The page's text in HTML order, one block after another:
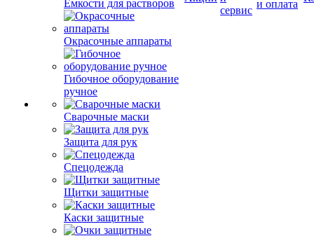
Емкости для растворов
Окрасочные аппараты
Гибочное оборудование
ручное
Сварочные маски
Защита для рук
Спецодежда
Щитки защитные
Каски защитные
сервис
и оплата